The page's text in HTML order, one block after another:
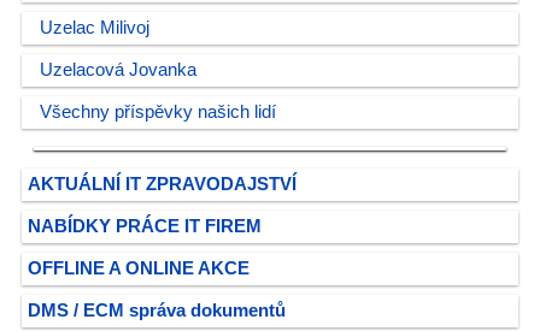
Uzelac Milivoj
Uzelacová Jovanka
Všechny příspěvky našich lidí
AKTUÁLNÍ IT ZPRAVODAJSTVÍ
NABÍDKY PRÁCE IT FIREM
OFFLINE A ONLINE AKCE
DMS / ECM správa dokumentů